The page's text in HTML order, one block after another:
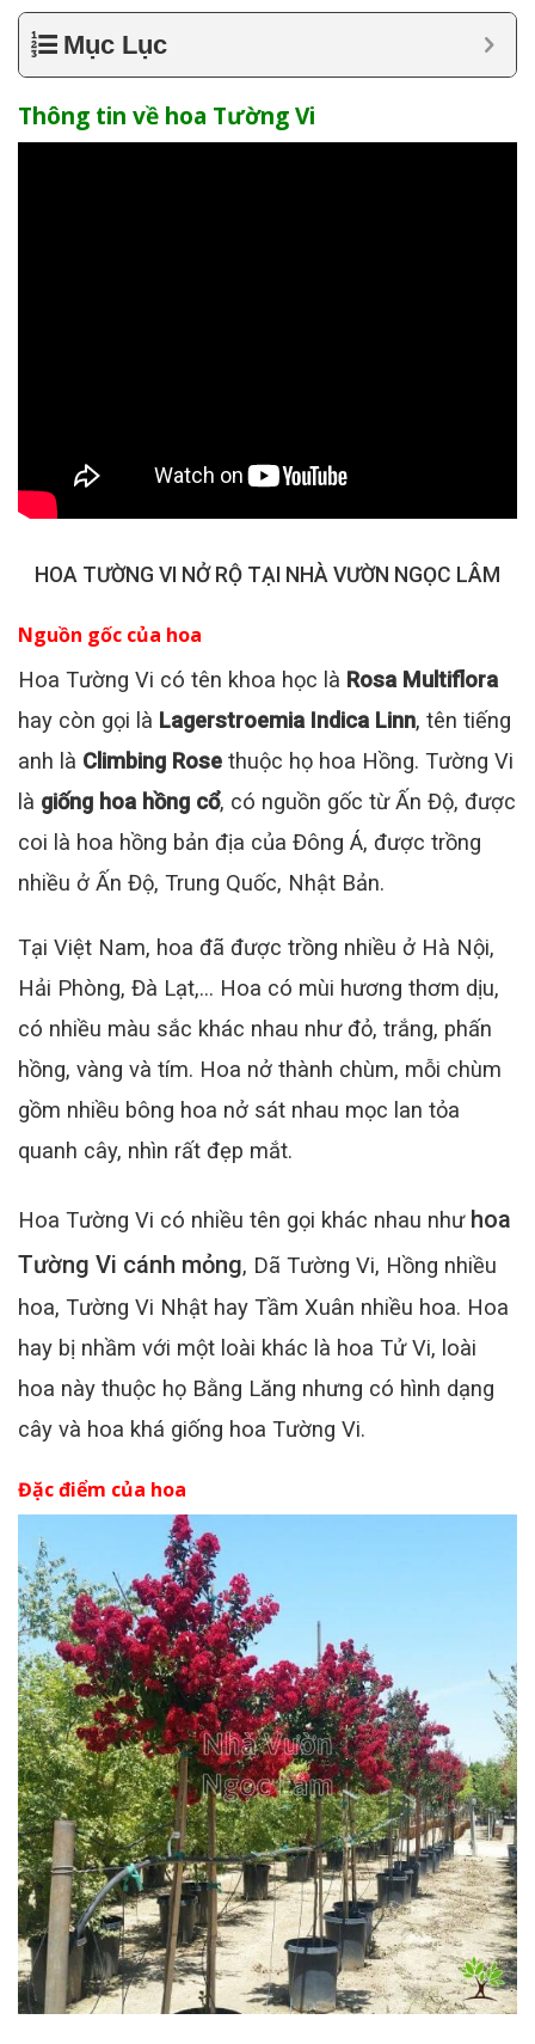
Mục Lục
Thông tin về hoa Tường Vi
HOA TƯỜNG VI NỞ RỘ TẠI NHÀ VƯỜN NGỌC LÂM
Nguồn gốc của hoa
Hoa Tường Vi có tên khoa học là Rosa Multiflora
hay còn gọi là Lagerstroemia Indica Linn, tên tiếng
anh là Climbing Rose thuộc họ hoa Hồng. Tường Vi
là giống hoa hồng cổ, có nguồn gốc từ Ấn Độ, được
coi là hoa hồng bản địa của Đông Á, được trồng
nhiều ở Ấn Độ, Trung Quốc, Nhật Bản.
Tại Việt Nam, hoa đã được trồng nhiều ở Hà Nội,
Hải Phòng, Đà Lạt,… Hoa có mùi hương thơm dịu,
có nhiều màu sắc khác nhau như đỏ, trắng, phấn
hồng, vàng và tím. Hoa nở thành chùm, mỗi chùm
gồm nhiều bông hoa nở sát nhau mọc lan tỏa
quanh cây, nhìn rất đẹp mắt.
Hoa Tường Vi có nhiều tên gọi khác nhau như hoa
Tường Vi cánh mỏng, Dã Tường Vi, Hồng nhiều
hoa, Tường Vi Nhật hay Tầm Xuân nhiều hoa. Hoa
hay bị nhầm với một loài khác là hoa Tử Vi, loài
hoa này thuộc họ Bằng Lăng nhưng có hình dạng
cây và hoa khá giống hoa Tường Vi.
Đặc điểm của hoa